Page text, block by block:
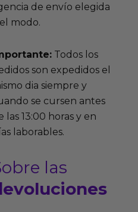
de envío elegida
modo.
Todos los
son expedidos el
dia siempre y
se cursen antes
las 13:00 horas y en
laborables.
las